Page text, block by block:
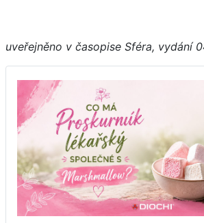
uveřejněno v časopise Sféra, vydání